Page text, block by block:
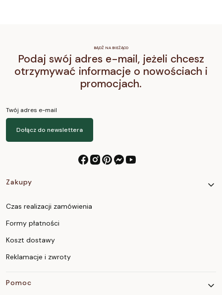
BĄDŹ NA BIEŻĄCO
Podaj swój adres e-mail, jeżeli chcesz
otrzymywać informacje o nowościach i
promocjach.
Twój adres e-mail
Dołącz do newslettera
Linki w stopce
Zakupy
Czas realizacji zamówienia
Formy płatności
Koszt dostawy
Reklamacje i zwroty
Pomoc